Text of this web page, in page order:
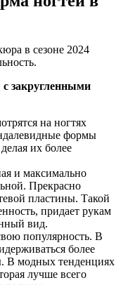
в сезоне 2024
с закругленными
на ногтях
формы
их более
и максимально
Прекрасно
пластины. Такой
придает рукам
вид.
популярность. В
более
В модных тенденциях
лучше всего